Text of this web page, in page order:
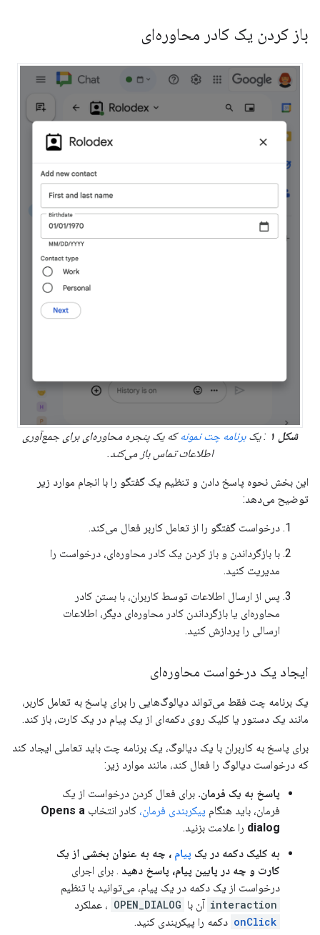
باز کردن یک کادر محاوره‌ای
شکل ۱ : یکبرنامه چت نمونهکه یک پنجره محاوره‌ای برای جمع‌آوری
اطلاعات تماس باز می‌کند.
این بخش نحوه پاسخ دادن و تنظیم یک گفتگو را با انجام موارد زیر
توضیح می‌دهد:
درخواست گفتگو را از تعامل کاربر فعال می‌کند.
با بازگرداندن و باز کردن یک کادر محاوره‌ای، درخواست را
مدیریت کنید.
پس از ارسال اطلاعات توسط کاربران، با بستن کادر
محاوره‌ای یا بازگرداندن کادر محاوره‌ای دیگر، اطلاعات
ارسالی را پردازش کنید.
ایجاد یک درخواست محاوره‌ای
یک برنامه چت فقط می‌تواند دیالوگ‌هایی را برای پاسخ به تعامل کاربر،
مانند یک دستور یا کلیک روی دکمه‌ای از یک پیام در یک کارت، باز کند.
برای پاسخ به کاربران با یک دیالوگ، یک برنامه چت باید تعاملی ایجاد کند
که درخواست دیالوگ را فعال کند، مانند موارد زیر:
پاسخ به یک فرمان. برای فعال کردن درخواست از یک
فرمان، باید هنگام پیکربندی فرمان، کادر انتخاب Opens a
dialog را علامت بزنید.
به کلیک دکمه در یک پیام ، چه به عنوان بخشی از یک
کارت و چه در پایین پیام، پاسخ دهید . برای اجرای
درخواست از یک دکمه در یک پیام، می‌توانید با تنظیم
interaction آن با OPEN_DIALOG ، عملکرد
onClick دکمه را پیکربندی کنید.